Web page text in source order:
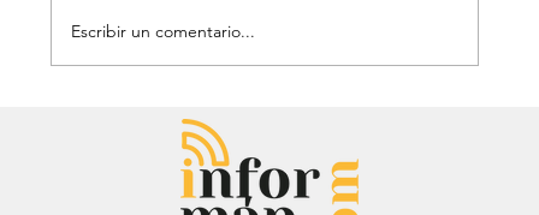
Chayanne se animó a trend viral y
dejó mensaje: “Antes de ser tu
Escribir un comentario...